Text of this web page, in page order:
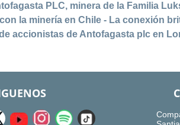
PLC, minera de la Familia
la minería en Chile - La conexión
accionistas de Antofagasta plc en